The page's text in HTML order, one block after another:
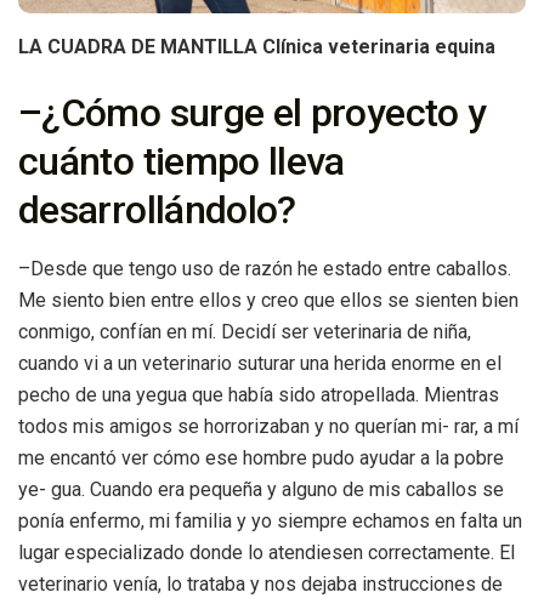
LA CUADRA DE MANTILLA Clínica veterinaria equina
–¿Cómo surge el proyecto y
cuánto tiempo lleva
desarrollándolo?
–Desde que tengo uso de razón he estado entre caballos.
Me siento bien entre ellos y creo que ellos se sienten bien
conmigo, confían en mí. Decidí ser veterinaria de niña,
cuando vi a un veterinario suturar una herida enorme en el
pecho de una yegua que había sido atropellada. Mientras
todos mis amigos se horrorizaban y no querían mi- rar, a mí
me encantó ver cómo ese hombre pudo ayudar a la pobre
ye- gua. Cuando era pequeña y alguno de mis caballos se
ponía enfermo, mi familia y yo siempre echamos en falta un
lugar especializado donde lo atendiesen correctamente. El
veterinario venía, lo trataba y nos dejaba instrucciones de